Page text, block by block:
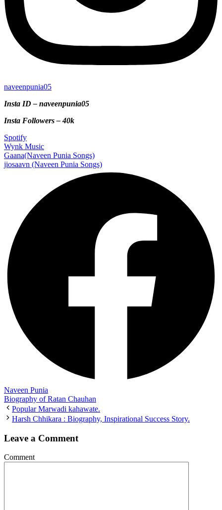
naveenpunia05
Insta ID – naveenpunia05
Insta Followers – 40k
Spotify
Wynk Music
Gaana(Naveen Punia Songs)
jiosaavn (Naveen Punia Songs)
Naveen Punia
Biography of Ratan Chauhan
Popular Marwadi kahawate.
Harsh Chhikara : Biography, Inspirational Success Story.
Leave a Comment
Comment